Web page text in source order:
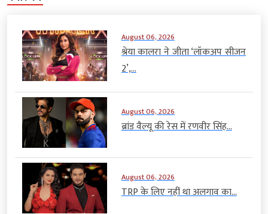
August 06, 2026
श्रेया कालरा ने जीता ‘लॉकअप सीजन
2’,...
August 06, 2026
ब्रांड वैल्यू की रेस में रणवीर सिंह...
August 06, 2026
TRP के लिए नहीं था अलगाव का...